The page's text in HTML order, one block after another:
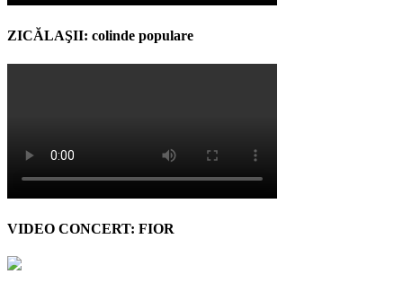
ZICĂLAŞII: colinde populare
VIDEO CONCERT: FIOR